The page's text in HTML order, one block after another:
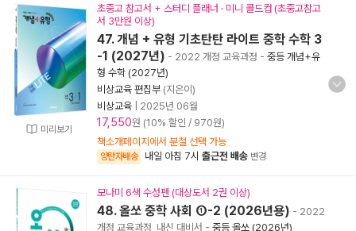
미리보기
초중고 참고서 + 스터디 플래너 · 미니 콜드컵 (초중고참고
서 3만원 이상)
47. 개념 + 유형 기초탄탄 라이트 중학 수학 3
-1 (2027년) - 2022 개정 교육과정 - 중등 개념+유
형 수학 (2027년)
비상교육 편집부 (지은이)
비상교육
2025년 06월
17,550원 (10% 할인 / 970원)
책소개페이지에서 분철 선택 가능
양탄자배송 내일 아침 7시 출근전 배송 변경
모나미 6색 수성펜 (대상도서 2권 이상)
48. 올쏘 중학 사회 ①-2 (2026년용) - 2022
개정 교육과정, 내신 대비서 - 중등 올쏘 (2026년)